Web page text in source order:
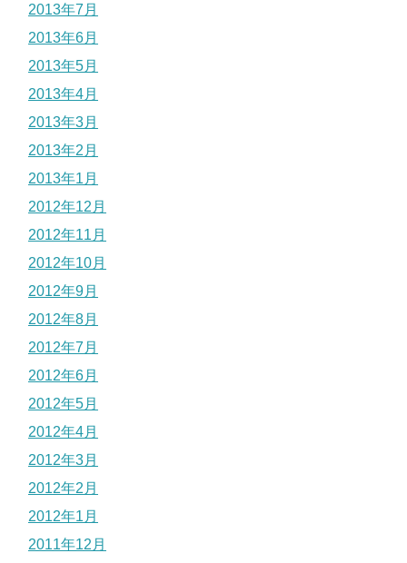
2013年7月
2013年6月
2013年5月
2013年4月
2013年3月
2013年2月
2013年1月
2012年12月
2012年11月
2012年10月
2012年9月
2012年8月
2012年7月
2012年6月
2012年5月
2012年4月
2012年3月
2012年2月
2012年1月
2011年12月